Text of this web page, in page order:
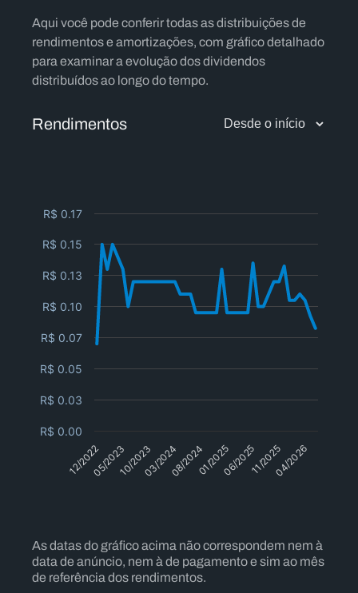
Aqui você pode conferir todas as distribuições de
rendimentos e amortizações, com gráfico detalhado
para examinar a evolução dos dividendos
distribuídos ao longo do tempo.
Rendimentos
Dividendos
12/202205/202310/202303/202408/202401/202506/202511/202504/2026
R$ 0.00
R$ 0.03
R$ 0.05
R$ 0.07
R$ 0.10
R$ 0.13
R$ 0.15
R$ 0.17
As datas do gráfico acima não correspondem nem à
data de anúncio, nem à de pagamento e sim ao mês
de referência dos rendimentos.